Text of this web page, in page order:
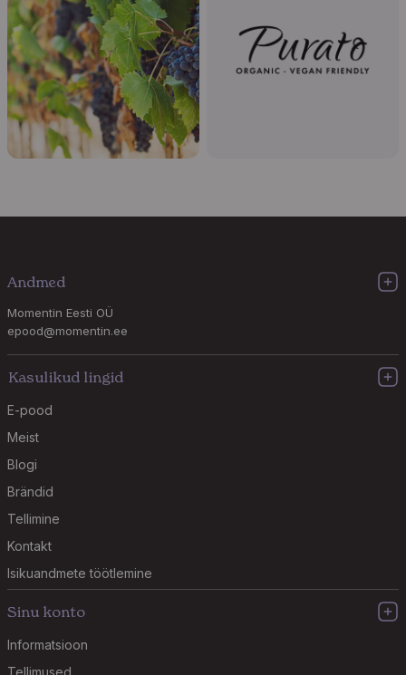
Andmed
Momentin Eesti OÜ
epood@momentin.ee
Kasulikud lingid
E-pood
Meist
Blogi
Brändid
Tellimine
Kontakt
Isikuandmete töötlemine
Sinu konto
Informatsioon
Tellimused